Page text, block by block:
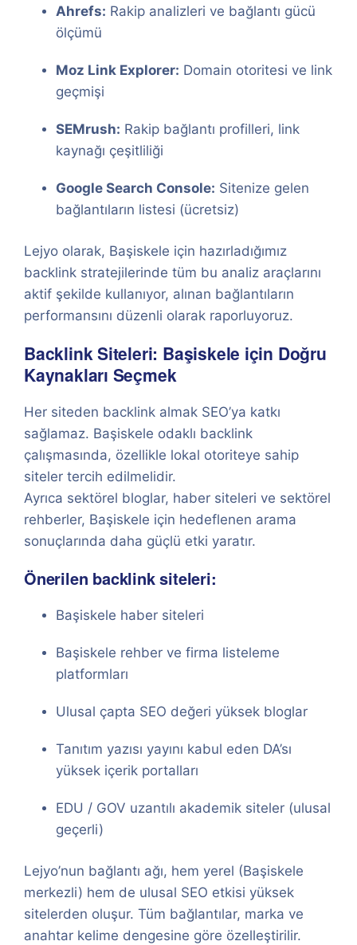
Ahrefs: Rakip analizleri ve bağlantı gücü
ölçümü
Moz Link Explorer: Domain otoritesi ve link
geçmişi
SEMrush: Rakip bağlantı profilleri, link
kaynağı çeşitliliği
Google Search Console: Sitenize gelen
bağlantıların listesi (ücretsiz)
Lejyo olarak, Başiskele için hazırladığımız
backlink stratejilerinde tüm bu analiz araçlarını
aktif şekilde kullanıyor, alınan bağlantıların
performansını düzenli olarak raporluyoruz.
Backlink Siteleri: Başiskele için Doğru
Kaynakları Seçmek
Her siteden backlink almak SEO’ya katkı
sağlamaz. Başiskele odaklı backlink
çalışmasında, özellikle lokal otoriteye sahip
siteler tercih edilmelidir.
Ayrıca sektörel bloglar, haber siteleri ve sektörel
rehberler, Başiskele için hedeflenen arama
sonuçlarında daha güçlü etki yaratır.
Önerilen backlink siteleri:
Başiskele haber siteleri
Başiskele rehber ve firma listeleme
platformları
Ulusal çapta SEO değeri yüksek bloglar
Tanıtım yazısı yayını kabul eden DA’sı
yüksek içerik portalları
EDU / GOV uzantılı akademik siteler (ulusal
geçerli)
Lejyo’nun bağlantı ağı, hem yerel (Başiskele
merkezli) hem de ulusal SEO etkisi yüksek
sitelerden oluşur. Tüm bağlantılar, marka ve
anahtar kelime dengesine göre özelleştirilir.